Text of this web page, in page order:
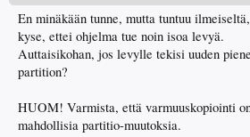
En minäkään tunne, mutta tuntuu
kyse, ettei ohjelma tue noin isoa levyä.
Auttaisikohan, jos levylle tekisi uuden
partition?
HUOM! Varmista, että varmuuskopiointi
mahdollisia partitio-muutoksia.